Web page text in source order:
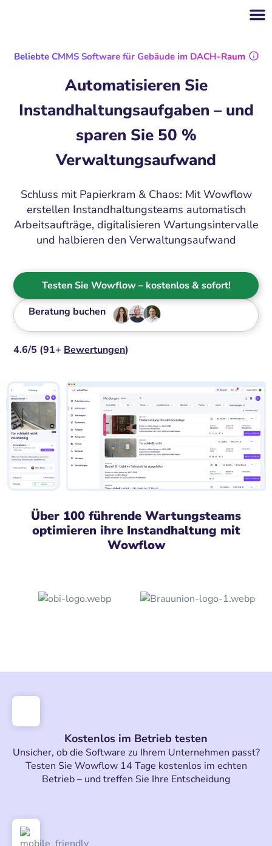
Beliebte CMMS Software für Gebäude im DACH-Raum
Automatisieren Sie
Instandhaltungsaufgaben – und
sparen Sie 50 %
Verwaltungsaufwand
Schluss mit Papierkram & Chaos: Mit Wowflow
erstellen Instandhaltungsteams automatisch
Arbeitsaufträge, digitalisieren Wartungsintervalle
und halbieren den Verwaltungsaufwand
Testen Sie Wowflow – kostenlos & sofort!
Beratung buchen
4.6/5 (91+ Bewertungen)
Über 100 führende Wartungsteams
optimieren ihre Instandhaltung mit
Wowflow
Kostenlos im Betrieb testen
Unsicher, ob die Software zu Ihrem Unternehmen passt?
Testen Sie Wowflow 14 Tage kostenlos im echten
Betrieb – und treffen Sie Ihre Entscheidung